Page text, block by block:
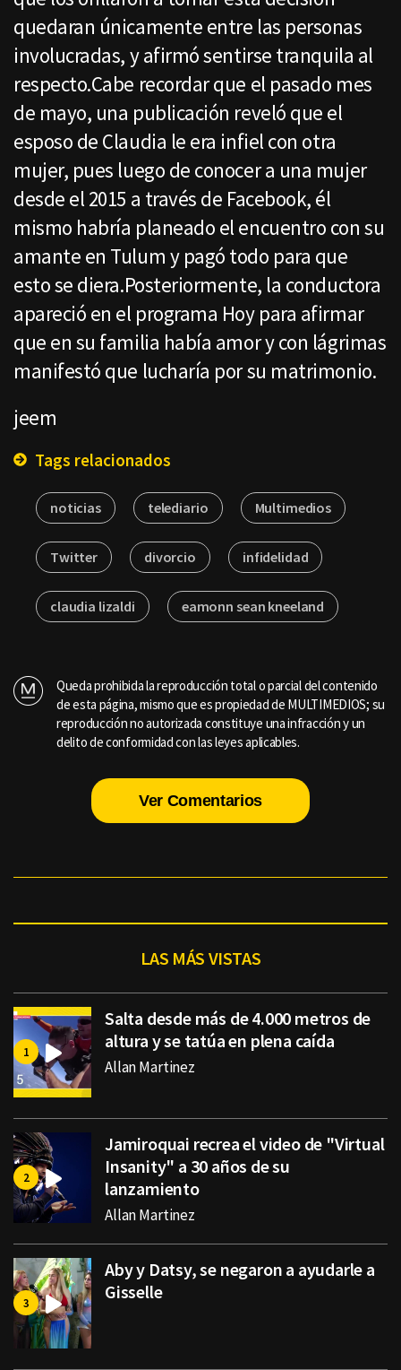
quedaran únicamente entre las personas
involucradas, y afirmó sentirse tranquila al
respecto.Cabe recordar que el pasado mes
de mayo, una publicación reveló que el
esposo de Claudia le era infiel con otra
mujer, pues luego de conocer a una mujer
desde el 2015 a través de Facebook, él
mismo habría planeado el encuentro con su
amante en Tulum y pagó todo para que
esto se diera.Posteriormente, la conductora
apareció en el programa Hoy para afirmar
que en su familia había amor y con lágrimas
manifestó que lucharía por su matrimonio.
jeem
Tags relacionados
noticias telediario Multimedios
Twitter divorcio infidelidad
claudia lizaldi eamonn sean kneeland
Queda prohibida la reproducción total o parcial del contenido
de esta página, mismo que es propiedad de MULTIMEDIOS; su
reproducción no autorizada constituye una infracción y un
delito de conformidad con las leyes aplicables.
Ver Comentarios
LAS MÁS VISTAS
Salta desde más de 4.000 metros de
altura y se tatúa en plena caída
Allan Martinez
Jamiroquai recrea el video de "Virtual
Insanity" a 30 años de su
lanzamiento
Allan Martinez
Aby y Datsy, se negaron a ayudarle a
Gisselle